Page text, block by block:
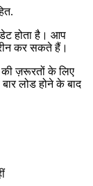
होता है। आप
कर सकते हैं।
की ज़रूरतों के लिए
लोड होने के बाद